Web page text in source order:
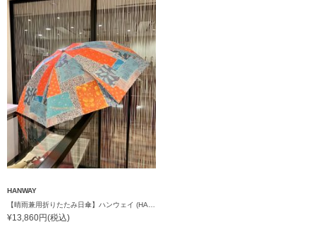
HANWAY
¥13,860円(税込)